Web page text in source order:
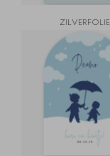
ZILVERFOLIE